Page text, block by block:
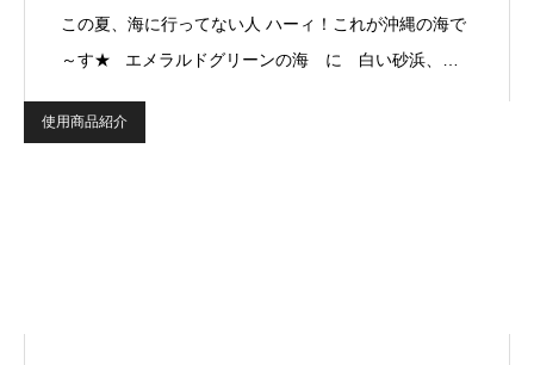
この夏、海に行ってない人 ハーィ！これが沖縄の海で
～す★ エメラルドグリーンの海 に 白い砂浜、…
使用商品紹介